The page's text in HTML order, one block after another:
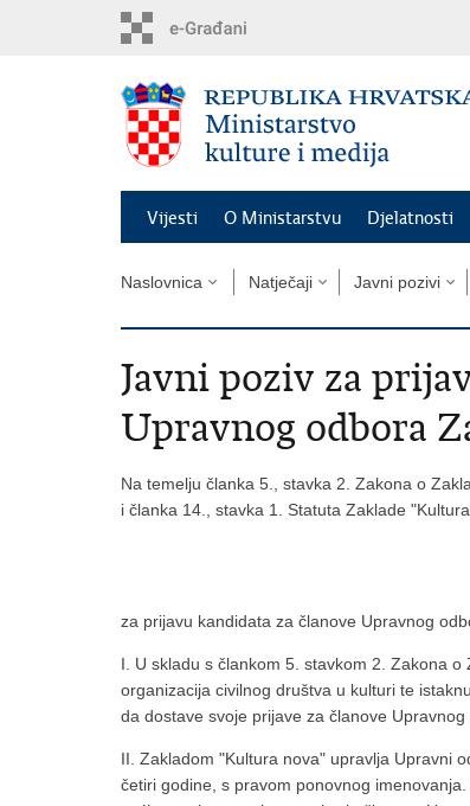
Vijesti O Ministarstvu Djelatnosti
Naslovnica Natječaji Javni pozivi
Javni poziv za
Upravnog odbora
Na temelju članka 5., stavka 2. Zakona o
i članka 14., stavka 1. Statuta Zaklade
za prijavu kandidata za članove Upravnog
I. U skladu s člankom 5. stavkom 2. Zakona
organizacija civilnog društva u kulturi te
da dostave svoje prijave za članove
II. Zakladom "Kultura nova" upravlja Upravni
četiri godine, s pravom ponovnog